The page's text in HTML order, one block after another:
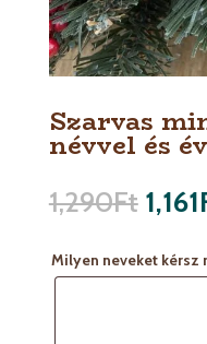
Szarvas
névvel és
1,290Ft 1,161
Milyen neveket kérsz